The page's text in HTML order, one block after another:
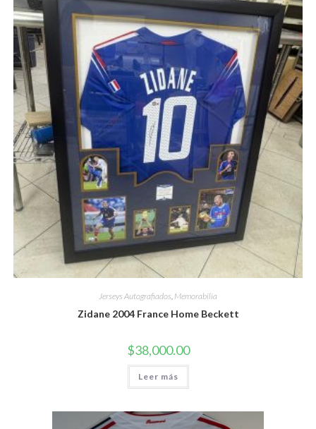
Jerseys Autografiados Memorabilia
Zidane 2004 France Home Beckett
$38,000.00
Leer más